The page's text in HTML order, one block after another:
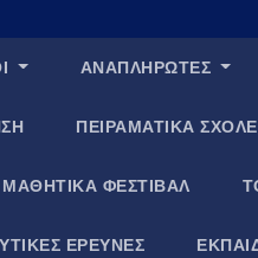
ΑΝΑΠΛΗΡΩΤΕΣ
ΠΕΙΡΑΜΑΤΙΚΑ
ΜΑΘΗΤΙΚΑ ΦΕΣΤΙΒΑΛ
ΕΡΕΥΝΕΣ